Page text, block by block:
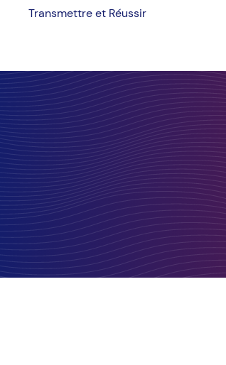
Transmettre et Réussir